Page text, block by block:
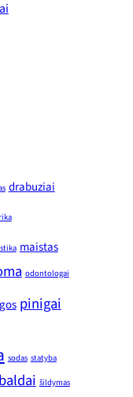
drabuziai
maistas
odontologai
pinigai
sodas statyba
šildymas